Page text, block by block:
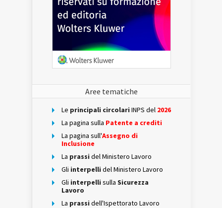
Aree tematiche
Le principali circolari INPS del 2026
La pagina sulla Patente a crediti
La pagina sull'Assegno di
Inclusione
La prassi del Ministero Lavoro
Gli interpelli del Ministero Lavoro
Gli interpelli sulla Sicurezza
Lavoro
La prassi dell'Ispettorato Lavoro